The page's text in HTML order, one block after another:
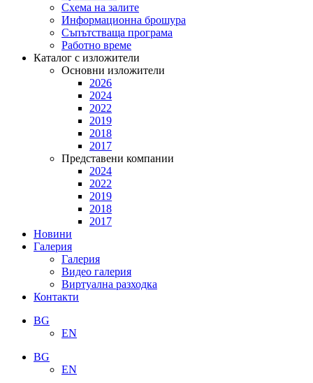
Схема на залите
Информационна брошура
Съпътстваща програма
Работно време
Каталог с изложители
Основни изложители
2026
2024
2022
2019
2018
2017
Представени компании
2024
2022
2019
2018
2017
Новини
Галерия
Галерия
Видео галерия
Виртуална разходка
Контакти
BG
EN
BG
EN